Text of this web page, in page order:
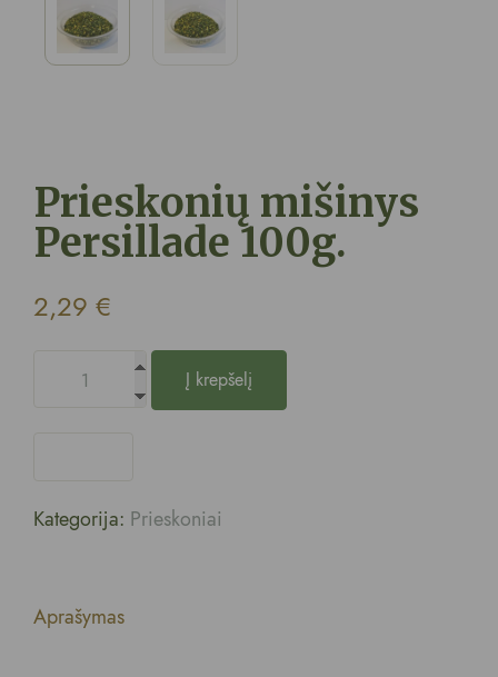
Prieskonių mišinys
Persillade 100g.
2,29 €
Į krepšelį
Kategorija: Prieskoniai
Aprašymas